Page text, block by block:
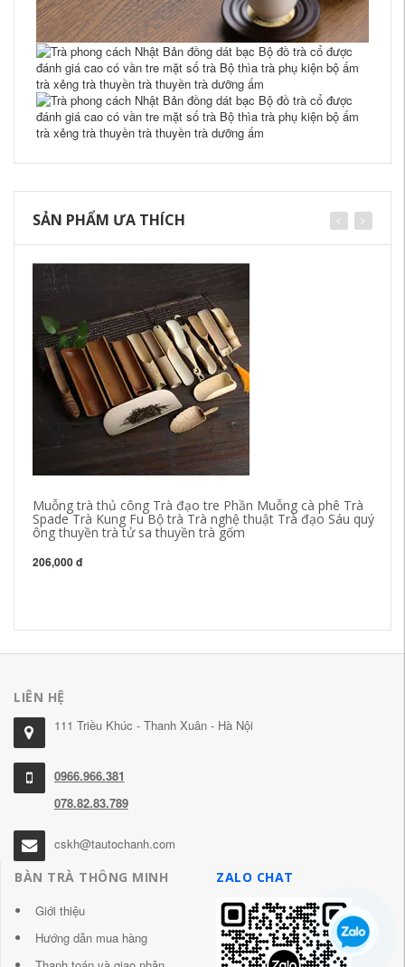
SẢN PHẨM ƯA THÍCH
Muỗng trà thủ công Trà đạo tre Phần Muỗng cà phê Trà
Spade Trà Kung Fu Bộ trà Trà nghệ thuật Trà đạo Sáu quý
ông thuyền trà tử sa thuyền trà gốm
206,000 đ
LIÊN HỆ
111 Triều Khúc - Thanh Xuân - Hà Nội
0966.966.381
078.82.83.789
cskh@tautochanh.com
BÀN TRÀ THÔNG MINH
Giới thiệu
Hướng dẫn mua hàng
ZALO CHAT